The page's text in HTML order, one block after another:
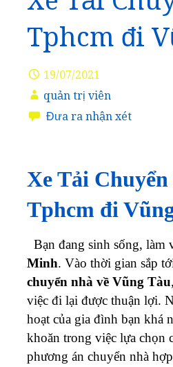
Tphcm đi
19/07/2021
quản trị viên
Đưa ra nhận xét
Xe Tải Chuyển
Tphcm đi
Bạn đang sinh sống, làm
Minh. Vào thời gian sắp
chuyển nhà về Vũng Tàu
việc đi lại được thuận lợi.
hoạt của gia đình bạn khá
khoăn trong việc lựa chọn
phương án chuyển nhà